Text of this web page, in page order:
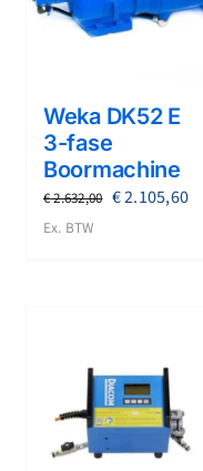
Weka DK52 E
3-fase
Boormachine
€2.632,00 €2.105,60
Ex. BTW